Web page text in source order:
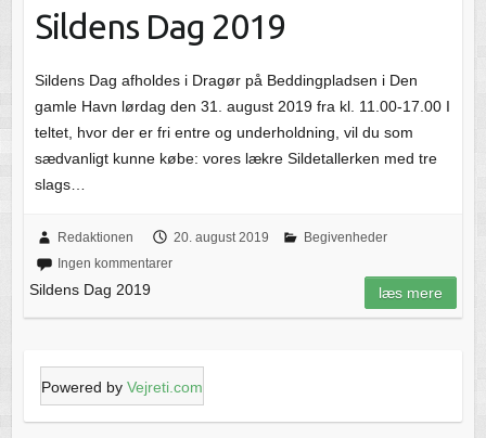
Sildens Dag 2019
Sildens Dag afholdes i Dragør på Beddingpladsen i Den
gamle Havn lørdag den 31. august 2019 fra kl. 11.00-17.00 I
teltet, hvor der er fri entre og underholdning, vil du som
sædvanligt kunne købe: vores lækre Sildetallerken med tre
slags…
Redaktionen 20. august 2019
Begivenheder
Ingen kommentarer
Sildens Dag 2019 læs mere
Powered by Vejreti.com